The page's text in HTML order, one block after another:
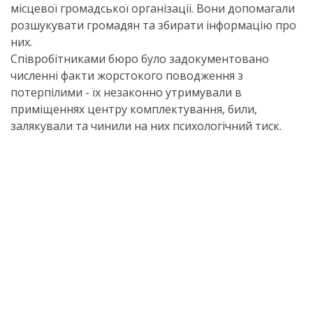
місцевої громадської організації. Вони допомагали
розшукувати громадян та збирати інформацію про
них.
Співробітниками бюро було задокументовано
численні факти жорстокого поводження з
потерпілими - їх незаконно утримували в
приміщеннях центру комплектування, били,
залякували та чинили на них психологічний тиск.